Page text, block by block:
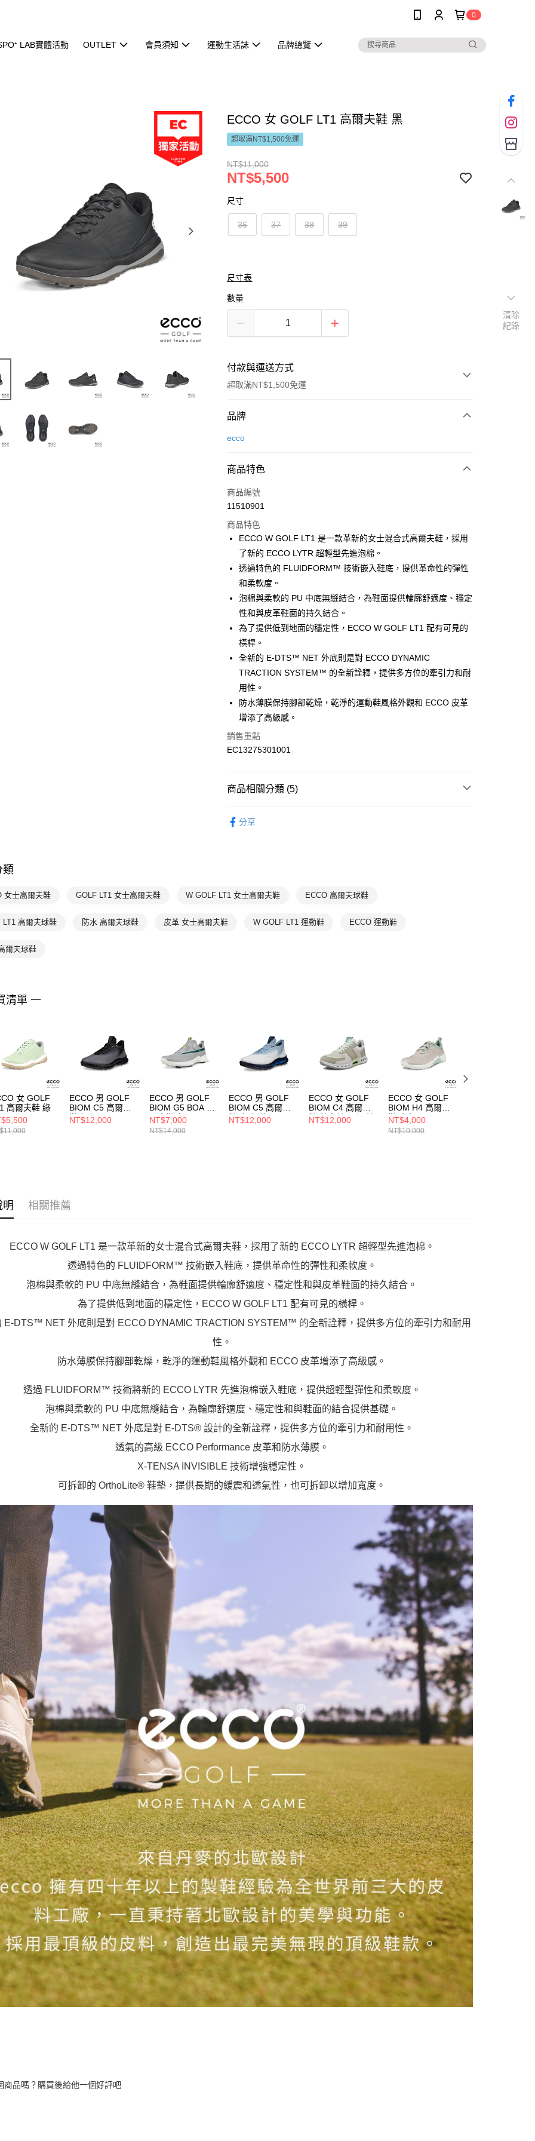
0
LAB實體活動 OUTLET 會員須知 運動生活誌 品牌總覽
ECCO 女 GOLF LT1 高爾夫鞋 黑
超取滿NT$1,500免運
NT$11,000
NT$5,500
尺寸
36 37 38 39
尺寸表
數量
付款與運送方式
超取滿NT$1,500免運
付款方式
信用卡一次付款
悠遊付
運送方式
7-11取貨(快速到店)
每筆NT$100，滿NT$1,500(含以上)免運費
宅配-本島
每筆NT$100，滿NT$1,500(含以上)免運費
品牌
ecco
商品特色
商品編號
11510901
商品特色
ECCO W GOLF LT1 是一款革新的女士混合式高爾夫鞋，採用
了新的 ECCO LYTR 超輕型先進泡棉。
透過特色的 FLUIDFORM™ 技術嵌入鞋底，提供革命性的彈性
和柔軟度。
泡棉與柔軟的 PU 中底無縫結合，為鞋面提供輪廓舒適度、穩定
性和與皮革鞋面的持久結合。
為了提供低到地面的穩定性，ECCO W GOLF LT1 配有可見的
橫桿。
全新的 E-DTS™ NET 外底則是對 ECCO DYNAMIC
TRACTION SYSTEM™ 的全新詮釋，提供多方位的牽引力和耐
用性。
防水薄膜保持腳部乾燥，乾淨的運動鞋風格外觀和 ECCO 皮革
增添了高級感。
銷售重點
EC13275301001
商品相關分類 (5)
專業運動 高爾夫 🏌️‍♀️女子高球美學
分享
類
女士高爾夫鞋 GOLF LT1 女士高爾夫鞋 W GOLF LT1 女士高爾夫鞋 ECCO 高爾夫球鞋
LT1 高爾夫球鞋 防水 高爾夫球鞋 皮革 女士高爾夫鞋 W GOLF LT1 運動鞋 ECCO 運動鞋
爾夫球鞋
清單 一
女 GOLF
高爾夫鞋 綠
ECCO 男 GOLF
BIOM C5 高爾夫
鞋 鋼灰
NT$12,000
ECCO 男 GOLF
BIOM G5 BOA 高
爾夫鞋 灰
NT$7,000
NT$14,000
ECCO 男 GOLF
BIOM C5 高爾夫
鞋 白/灰藍
NT$12,000
ECCO 女 GOLF
BIOM C4 高爾夫
鞋 茶卡其/石灰/抹
茶金屬
NT$12,000
ECCO 女 GOLF
BIOM H4 高爾夫
鞋 杏色
NT$4,000
NT$10,000
明 相關推薦
ECCO W GOLF LT1 是一款革新的女士混合式高爾夫鞋，採用了新的 ECCO LYTR 超輕型先進泡棉。
透過特色的 FLUIDFORM™ 技術嵌入鞋底，提供革命性的彈性和柔軟度。
泡棉與柔軟的 PU 中底無縫結合，為鞋面提供輪廓舒適度、穩定性和與皮革鞋面的持久結合。
為了提供低到地面的穩定性，ECCO W GOLF LT1 配有可見的橫桿。
E-DTS™ NET 外底則是對 ECCO DYNAMIC TRACTION SYSTEM™ 的全新詮釋，提供多方位的牽引力和耐用
性。
防水薄膜保持腳部乾燥，乾淨的運動鞋風格外觀和 ECCO 皮革增添了高級感。
透過 FLUIDFORM™ 技術將新的 ECCO LYTR 先進泡棉嵌入鞋底，提供超輕型彈性和柔軟度。
泡棉與柔軟的 PU 中底無縫結合，為輪廓舒適度、穩定性和與鞋面的結合提供基礎。
全新的 E-DTS™ NET 外底是對 E-DTS® 設計的全新詮釋，提供多方位的牽引力和耐用性。
透氣的高級 ECCO Performance 皮革和防水薄膜。
X-TENSA INVISIBLE 技術增強穩定性。
可拆卸的 OrthoLite® 鞋墊，提供長期的緩震和透氣性，也可拆卸以增加寬度。
商品嗎？購買後給他一個好評吧
清除
紀錄